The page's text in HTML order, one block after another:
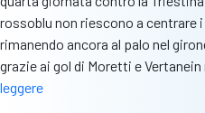
rossoblu non riescono a
rimanendo ancora al palo nel
grazie ai gol di Moretti e
leggereLumezzane,